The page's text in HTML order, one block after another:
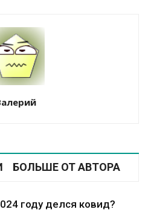
БОЛЬШЕ ОТ АВТОРА
году делся ковид?